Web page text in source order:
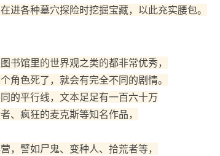
进各种墓穴探险时挖掘宝藏，以此充实腰包。
书馆里的世界观之类的都非常优秀，
角色死了，就会有完全不同的剧情。
的平行线，文本足足有一百六十万
、疯狂的麦克斯等知名作品，
，譬如尸鬼、变种人、拾荒者等，